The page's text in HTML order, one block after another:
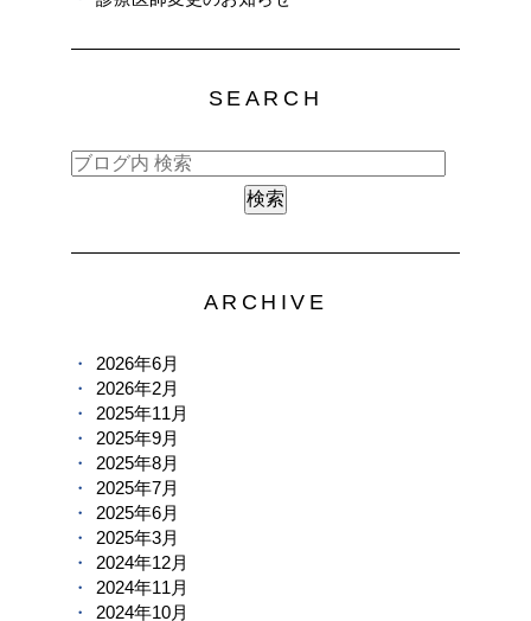
SEARCH
ARCHIVE
2026年6月
2026年2月
2025年11月
2025年9月
2025年8月
2025年7月
2025年6月
2025年3月
2024年12月
2024年11月
2024年10月